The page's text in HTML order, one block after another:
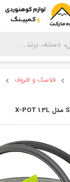
فلاسک و ظروف